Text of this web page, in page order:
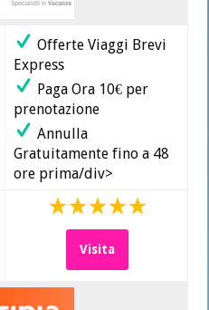
Offerte Viaggi Brevi
Express
Paga Ora 10€ per
prenotazione
Annulla
Gratuitamente fino a 48
ore prima/div>
Visita